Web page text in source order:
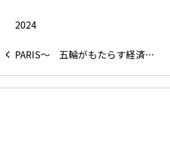
五輪がもたらす経済…